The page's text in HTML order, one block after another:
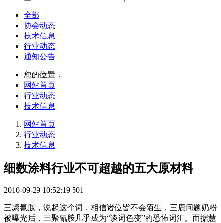
全部
协会动态
技术信息
行业动态
通知公告
您的位置：
网站首页
行业动态
技术信息
网站首页
行业动态
技术信息
细数涂料行业不可超越的五大原材料
2010-09-29 10:52:19 501
三聚氰胺，说起这个词，相信诸位皆不会陌生，三鹿问题奶粉
被曝光后，三聚氰胺几乎成为“谈词色变”的恐怖词汇。而据慧